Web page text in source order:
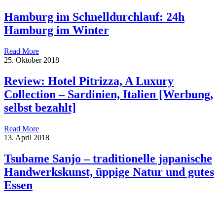
Hamburg im Schnelldurchlauf: 24h
Hamburg im Winter
Read More
25. Oktober 2018
Review: Hotel Pitrizza, A Luxury
Collection – Sardinien, Italien [Werbung,
selbst bezahlt]
Read More
13. April 2018
Tsubame Sanjo – traditionelle japanische
Handwerkskunst, üppige Natur und gutes
Essen